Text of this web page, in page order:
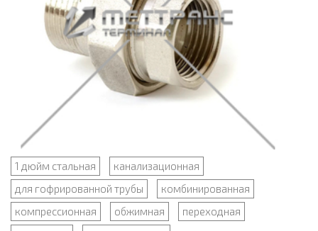
1 дюйм стальная
канализационная
для гофрированной трубы
комбинированная
компрессионная
обжимная
переходная